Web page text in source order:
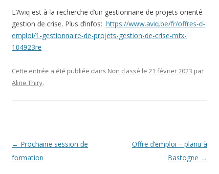
L’Aviq est à la recherche d’un gestionnaire de projets orienté
gestion de crise. Plus d’infos: https://www.aviq.be/fr/offres-d-
emploi/1-gestionnaire-de-projets-gestion-de-crise-mfx-
104923re
Cette entrée a été publiée dans Non classé le 21 février 2023 par
Aline Thiry.
Navigation
des
← Prochaine session de
formation
Offre d’emploi – planu à
Bastogne →